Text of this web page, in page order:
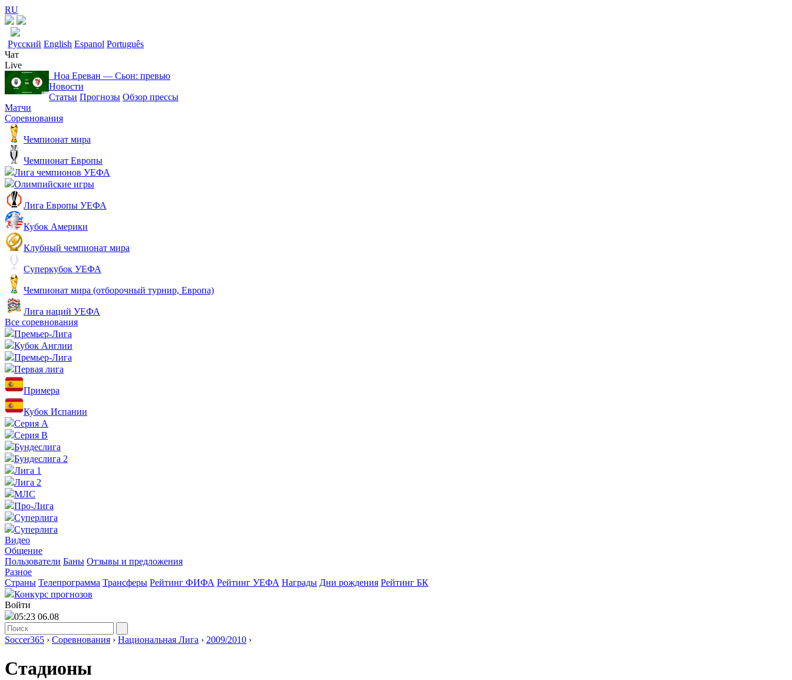
RU
Русский English Espanol Português
Чат
Live
Ноа Ереван ― Сьон: превью
Новости
Статьи Прогнозы Обзор прессы
Матчи
Соревнования
Чемпионат мира
Чемпионат Европы
Лига чемпионов УЕФА
Олимпийские игры
Лига Европы УЕФА
Кубок Америки
Клубный чемпионат мира
Суперкубок УЕФА
Чемпионат мира (отборочный турнир, Европа)
Лига наций УЕФА
Все соревнования
Премьер-Лига
Кубок Англии
Премьер-Лига
Первая лига
Примера
Кубок Испании
Серия А
Серия B
Бундеслига
Бундеслига 2
Лига 1
Лига 2
МЛС
Про-Лига
Суперлига
Суперлига
Видео
Общение
Пользователи Баны Отзывы и предложения
Разное
Страны Телепрограмма Трансферы Рейтинг ФИФА Рейтинг УЕФА Награды Дни рождения Рейтинг БК
Конкурс прогнозов
Войти
05:23 06.08
Soccer365 › Соревнования › Национальная Лига › 2009/2010 ›
Стадионы